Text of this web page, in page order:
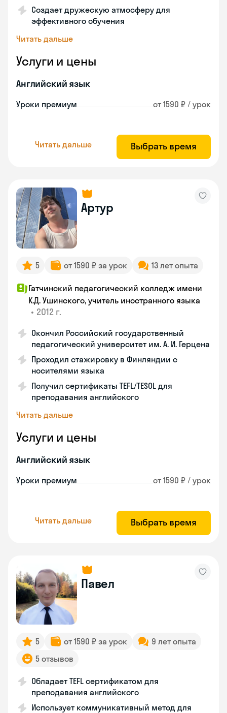
Создает дружескую атмосферу для
эффективного обучения
Читать дальше
Услуги и цены
Английский язык
Уроки премиум от 1590 ₽ / урок
Читать дальше Выбрать время
Артур
5 от 1590 ₽ за урок 13 лет опыта
Гатчинский педагогический колледж имени
К.Д. Ушинского, учитель иностранного языка
• 2012 г.
Окончил Российский государственный
педагогический университет им. А. И. Герцена
Проходил стажировку в Финляндии с
носителями языка
Получил сертификаты TEFL/TESOL для
преподавания английского
Читать дальше
Услуги и цены
Английский язык
Уроки премиум от 1590 ₽ / урок
Читать дальше Выбрать время
Павел
5 от 1590 ₽ за урок
9 лет опыта
5 отзывов
Обладает TEFL сертификатом для
преподавания английского
Использует коммуникативный метод для